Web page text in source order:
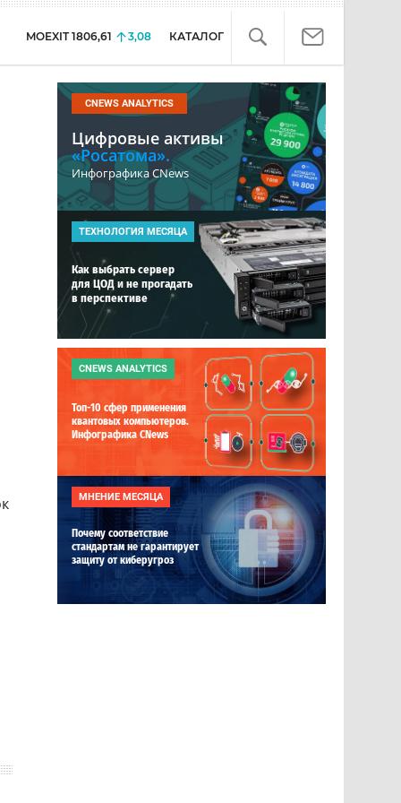
MOEXIT 1806,61 3,08 КАТАЛОГ
CNEWS ANALYTICS
Цифровые активы
«Росатома».
Инфографика CNews
ТЕХНОЛОГИЯ МЕСЯЦА
Как выбрать сервер
для ЦОД и не прогадать
в перспективе
CNEWS ANALYTICS
Топ-10 сфер применения
квантовых компьютеров.
Инфографика CNews
МНЕНИЕ МЕСЯЦА
Почему соответствие
стандартам не гарантирует
защиту от киберугроз